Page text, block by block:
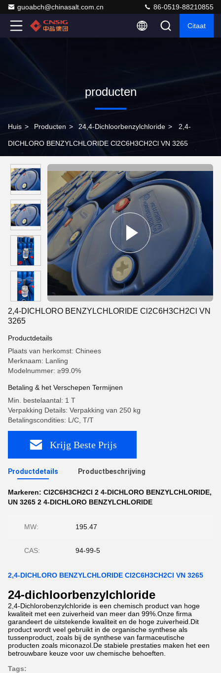
guoabch@chinasalt.com.cn 86-0519-88210855
Citaat
producten
Huis > Producten > 24,4-Dichloorbenzylchloride > 2,4-
DICHLORO BENZYLCHLORIDE Cl2C6H3CH2Cl VN 3265
2,4-DICHLORO BENZYLCHLORIDE Cl2C6H3CH2Cl VN
3265
Productdetails
Plaats van herkomst: Chinees
Merknaam: Lanling
Modelnummer: ≥99.0%
Betaling & het Verschepen Termijnen
Min. bestelaantal: 1 T
Verpakking Details: Verpakking van 250 kg
Betalingscondities: L/C, T/T
Krijg Beste Prijs
Productdetails Productbeschrijving
Markeren: Cl2C6H3CH2Cl 2 4-DICHLORO BENZYLCHLORIDE,
UN 3265 2 4-DICHLORO BENZYLCHLORIDE
MW: 195.47
CAS: 94-99-5
2,4-DICHLORO BENZYLCHLORIDE Cl2C6H3CH2Cl VN 3265
24-dichloorbenzylchloride
2,4-Dichlorobenzylchloride is een chemisch product van hoge
kwaliteit met een zuiverheid van meer dan 99%.Onze firma
garandeert de uitstekende kwaliteit en de hoge zuiverheid.Dit
product wordt veel gebruikt in de organische synthese als
tussenproduct, zoals bij de synthese van farmaceutische
producten zoals miconazol.De stabiele prestaties maken het een
betrouwbare keuze voor uw chemische behoeften.
Tags: